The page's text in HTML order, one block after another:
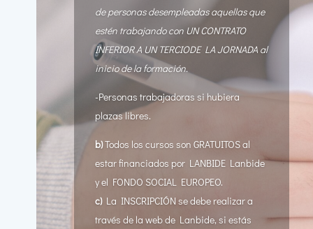
de personas desempleadasaquellas que
estén trabajando con UN CONTRATO
INFERIOR A UN TERCIODE LA JORNADA al
inicio de la formación.
-Personas trabajadoras si hubiera
plazas libres.
b)Todos los cursos son GRATUITOS al
estar financiados por LANBIDE Lanbide
y el FONDO SOCIAL EUROPEO.
c)La INSCRIPCIÓN se debe realizar a
través de la web de Lanbide, si estás